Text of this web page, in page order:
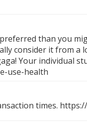
than you
consider it from a
Your individual
use-health
times.